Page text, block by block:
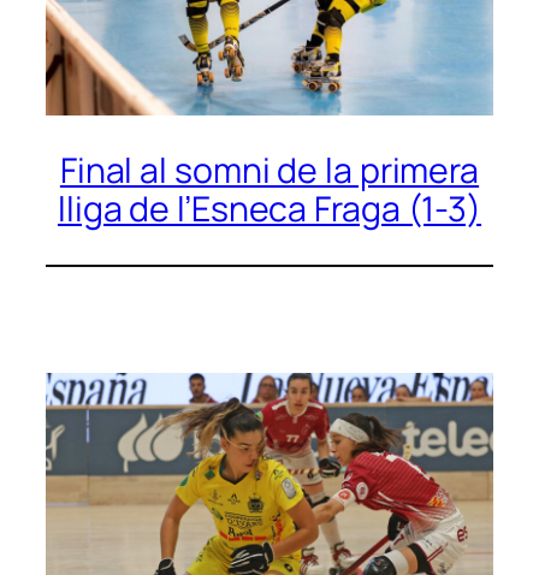
Final al somni de la primera
lliga de l’Esneca Fraga (1-3)